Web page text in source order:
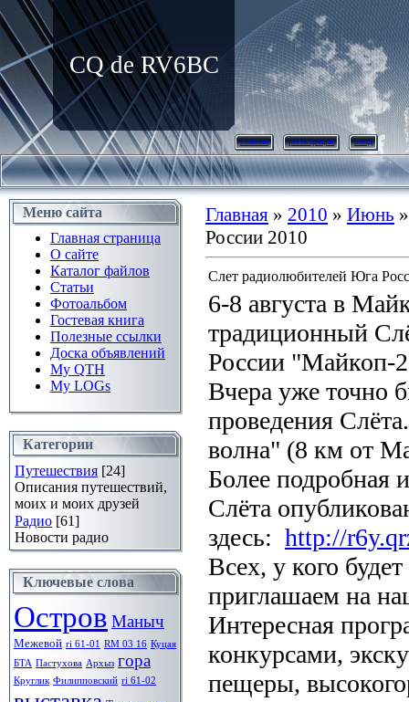
CQ de RV6BC
главная регистрация вход
Меню сайта
Главная страница
О сайте
Каталог файлов
Статьи
Фотоальбом
Гостевая книга
Полезные ссылки
Доска объявлений
My QTH
My LOGs
Категории
Путешествия [24]
Описания путешествий,
моих и моих друзей
Радио [61]
Новости радио
Ключевые слова
Остров Маныч
Межевой ri 61-01 RM 03 16 Куцая
БТА Пастухова Архыз гора
Круглик Филипповский ri 61-02
Главная » 2010 » Июнь »
России 2010
Слет радиолюбителей Юга
6-8 августа в
традиционный
России "Майкоп-
Вчера уже точно
проведения
волна" (8 км от
Более подробная
Слёта
здесь: http://
Всех, у кого
приглашаем на
Интересная
конкурсами,
пещеры,